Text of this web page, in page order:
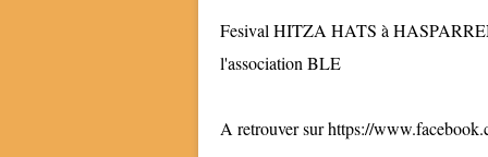
Fesival HITZA HATS à
l'association BLE
A retrouver sur https://